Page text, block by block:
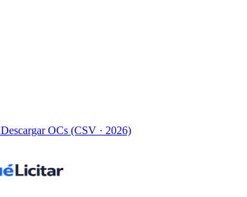
Descargar OCs (CSV · 2026)